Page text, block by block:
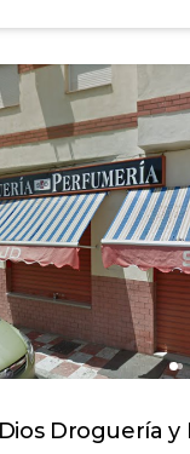
Droguería